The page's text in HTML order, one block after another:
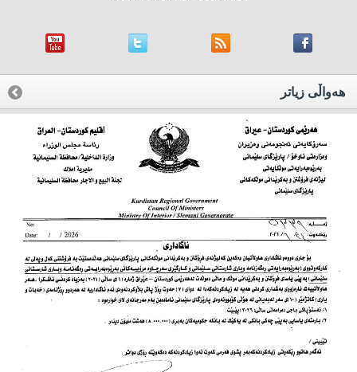
هه‌واڵی زیاتر